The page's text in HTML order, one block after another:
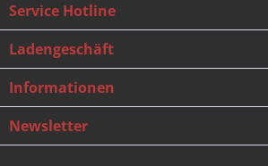
Service Hotline
Ladengeschäft
Informationen
Newsletter